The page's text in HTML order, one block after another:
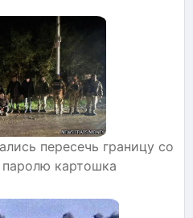
пересечь границу со
картошка